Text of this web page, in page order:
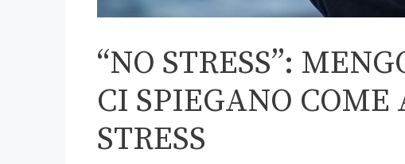
“NO STRESS”:
CI SPIEGANO COME
STRESS